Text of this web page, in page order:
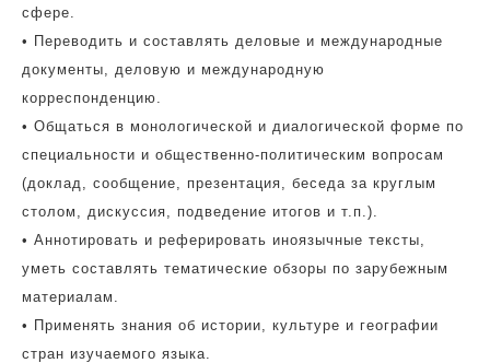
сфере.
• Переводить и составлять деловые и международные
документы, деловую и международную
корреспонденцию.
• Общаться в монологической и диалогической форме по
специальности и общественно-политическим вопросам
(доклад, сообщение, презентация, беседа за круглым
столом, дискуссия, подведение итогов и т.п.).
• Аннотировать и реферировать иноязычные тексты,
уметь составлять тематические обзоры по зарубежным
материалам.
• Применять знания об истории, культуре и географии
стран изучаемого языка.